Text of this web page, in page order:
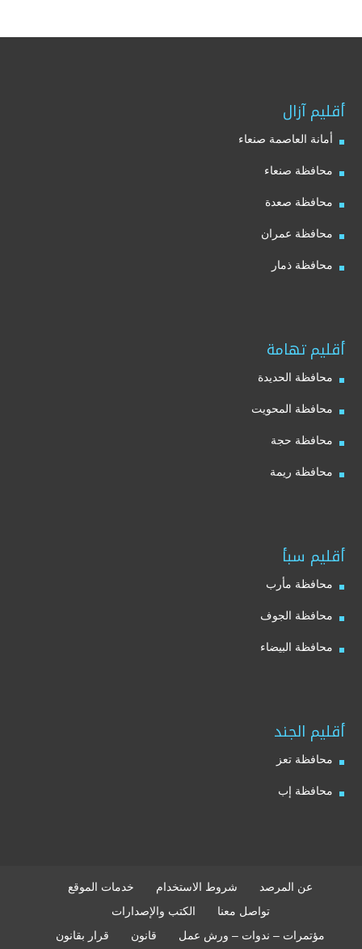
أقليم آزال
أمانة العاصمة صنعاء
محافظة صنعاء
محافظة صعدة
محافظة عمران
محافظة ذمار
أقليم تهامة
محافظة الحديدة
محافظة المحويت
محافظة حجة
محافظة ريمة
أقليم سبأ
محافظة مأرب
محافظة الجوف
محافظة البيضاء
أقليم الجند
محافظة تعز
محافظة إب
عن المرصد شروط الاستخدام
خدمات الموقع
تواصل معنا
الكتب والإصدارات
مؤتمرات – ندوات – ورش عمل
قانون قرار بقانون